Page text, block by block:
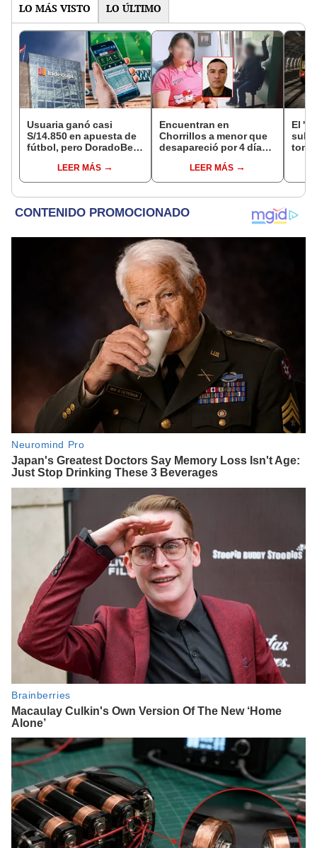
LO MÁS VISTO LO ÚLTIMO
Usuaria ganó casi
S/14.850 en apuesta de
fútbol, pero DoradoBet
Indecopi multó a la
empresa con más de S/
LEER MÁS
Encuentran en
Chorrillos a menor que
desapareció por 4 días
sujeto que conoció en
Roblox: PNP busca al
LEER MÁS
El